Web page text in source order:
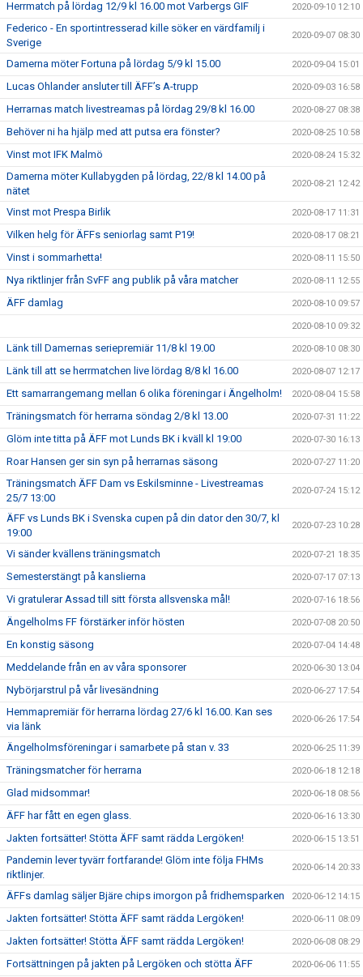
Herrmatch på lördag 12/9 kl 16.00 mot Varbergs GIF 2020-09-10 12:10
Federico - En sportintresserad kille söker en värdfamilj i
Sverige
2020-09-07 08:30
Damerna möter Fortuna på lördag 5/9 kl 15.00 2020-09-04 15:01
Lucas Ohlander ansluter till ÄFF’s A-trupp 2020-09-03 16:58
Herrarnas match livestreamas på lördag 29/8 kl 16.00 2020-08-27 08:38
Behöver ni ha hjälp med att putsa era fönster? 2020-08-25 10:58
Vinst mot IFK Malmö 2020-08-24 15:32
Damerna möter Kullabygden på lördag, 22/8 kl 14.00 på
nätet
2020-08-21 12:42
Vinst mot Prespa Birlik 2020-08-17 11:31
Vilken helg för ÄFFs seniorlag samt P19! 2020-08-17 08:21
Vinst i sommarhetta! 2020-08-11 15:50
Nya riktlinjer från SvFF ang publik på våra matcher 2020-08-11 12:55
ÄFF damlag 2020-08-10 09:57
2020-08-10 09:32
Länk till Damernas seriepremiär 11/8 kl 19.00 2020-08-10 08:30
Länk till att se herrmatchen live lördag 8/8 kl 16.00 2020-08-07 12:17
Ett samarrangemang mellan 6 olika föreningar i Ängelholm! 2020-08-04 15:58
Träningsmatch för herrarna söndag 2/8 kl 13.00 2020-07-31 11:22
Glöm inte titta på ÄFF mot Lunds BK i kväll kl 19:00 2020-07-30 16:13
Roar Hansen ger sin syn på herrarnas säsong 2020-07-27 11:20
Träningsmatch ÄFF Dam vs Eskilsminne - Livestreamas
25/7 13:00
2020-07-24 15:12
ÄFF vs Lunds BK i Svenska cupen på din dator den 30/7, kl
19:00
2020-07-23 10:28
Vi sänder kvällens träningsmatch 2020-07-21 18:35
Semesterstängt på kanslierna 2020-07-17 07:13
Vi gratulerar Assad till sitt första allsvenska mål! 2020-07-16 18:56
Ängelholms FF förstärker inför hösten 2020-07-08 20:50
En konstig säsong 2020-07-04 14:48
Meddelande från en av våra sponsorer 2020-06-30 13:04
Nybörjarstrul på vår livesändning 2020-06-27 17:54
Hemmapremiär för herrarna lördag 27/6 kl 16.00. Kan ses
via länk
2020-06-26 17:54
Ängelholmsföreningar i samarbete på stan v. 33 2020-06-25 11:39
Träningsmatcher för herrarna 2020-06-18 12:18
Glad midsommar! 2020-06-18 08:56
ÄFF har fått en egen glass. 2020-06-16 13:30
Jakten fortsätter! Stötta ÄFF samt rädda Lergöken! 2020-06-15 13:51
Pandemin lever tyvärr fortfarande! Glöm inte följa FHMs
riktlinjer.
2020-06-14 20:33
ÄFFs damlag säljer Bjäre chips imorgon på fridhemsparken 2020-06-12 14:15
Jakten fortsätter! Stötta ÄFF samt rädda Lergöken! 2020-06-11 08:09
Jakten fortsätter! Stötta ÄFF samt rädda Lergöken! 2020-06-08 08:29
Fortsättningen på jakten på Lergöken och stötta ÄFF 2020-06-06 11:55